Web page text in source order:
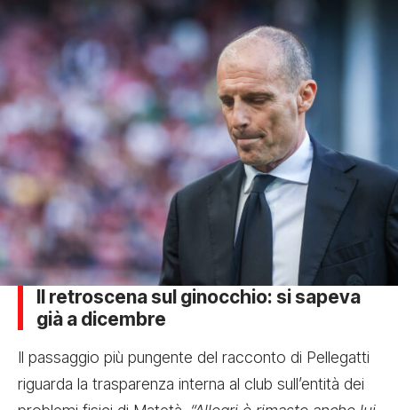
Il retroscena sul ginocchio: si sapeva
già a dicembre
Il passaggio più pungente del racconto di Pellegatti
riguarda la trasparenza interna al club sull’entità dei